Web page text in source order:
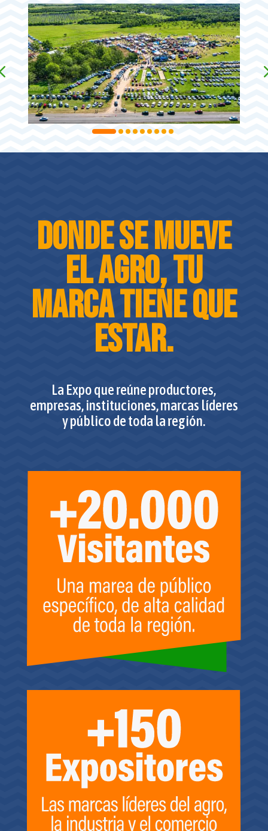
Donde se mueve
el agro, tu
marca tiene que
estar.
La Expo que reúne productores,
empresas, instituciones, marcas líderes
y público de toda la región.